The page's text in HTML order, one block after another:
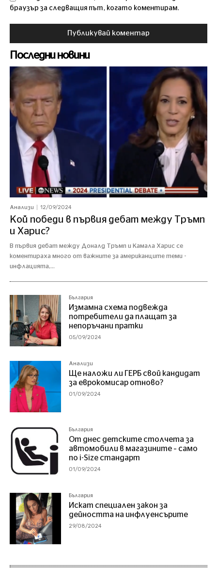
браузър за следващия път, когато коментирам.
Последни новини
Анализи 12/09/2024
Кой победи в първия дебат между Тръмп
и Харис?
В първия дебат между Доналд Тръмп и Камала Харис се
коментираха много от важните за американците теми -
инфлацията,...
България
Измамна схема подвежда
потребители да плащат за
непоръчани пратки
05/09/2024
Анализи
Ще наложи ли ГЕРБ свой кандидат
за еврокомисар отново?
01/09/2024
България
От днес детските столчета за
автомобили в магазините – само
по i-Size стандарт
01/09/2024
България
Искат специален закон за
дейността на инфлуенсърите
29/08/2024